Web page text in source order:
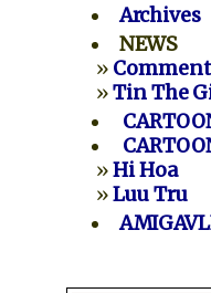
Archives
NEWS
»
»Tin The
»Hi Hoa
»Luu Tru